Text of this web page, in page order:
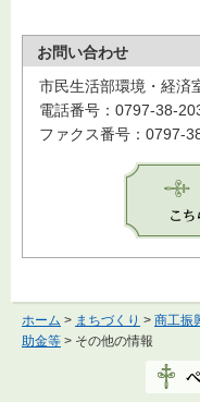
お問い合わせ
市民生活部環境・経済
電話番号：0797-38-
ファクス番号：0797-
ホーム > まちづくり > 商工振
助金等 > その他の情報